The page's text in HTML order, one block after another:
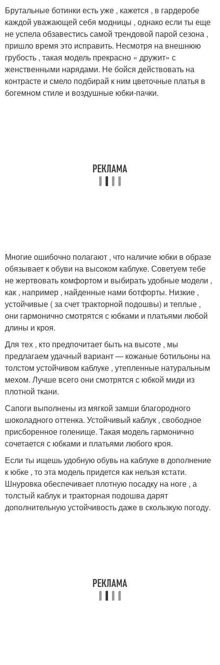
Брутальные ботинки есть уже , кажется , в гардеробе
каждой уважающей себя модницы , однако если ты еще
не успела обзавестись самой трендовой парой сезона ,
пришло время это исправить. Несмотря на внешнюю
грубость , такая модель прекрасно « дружит» с
женственными нарядами. Не бойся действовать на
контрасте и смело подбирай к ним цветочные платья в
богемном стиле и воздушные юбки-пачки.
Многие ошибочно полагают , что наличие юбки в образе
обязывает к обуви на высоком каблуке. Советуем тебе
не жертвовать комфортом и выбирать удобные модели ,
как , например , найденные нами ботфорты. Низкие ,
устойчивые ( за счет тракторной подошвы) и теплые ,
они гармонично смотрятся с юбками и платьями любой
длины и кроя.
Для тех , кто предпочитает быть на высоте , мы
предлагаем удачный вариант — кожаные ботильоны на
толстом устойчивом каблуке , утепленные натуральным
мехом. Лучше всего они смотрятся с юбкой миди из
плотной ткани.
Сапоги выполнены из мягкой замши благородного
шоколадного оттенка. Устойчивый каблук , свободное
присборенное голенище. Такая модель гармонично
сочетается с юбками и платьями любого кроя.
Если ты ищешь удобную обувь на каблуке в дополнение
к юбке , то эта модель придется как нельзя кстати.
Шнуровка обеспечивает плотную посадку на ноге , а
толстый каблук и тракторная подошва дарят
дополнительную устойчивость даже в скользкую погоду.